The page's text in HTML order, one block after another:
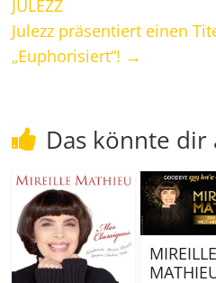
JULEZZ
Julezz präsentiert einen
„Euphorisiert“! →
Das könnte dir
MIREILLE